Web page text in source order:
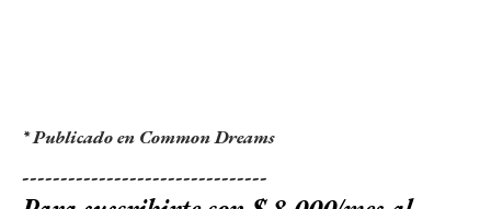
* Publicado en Common Dreams
--------------------------------